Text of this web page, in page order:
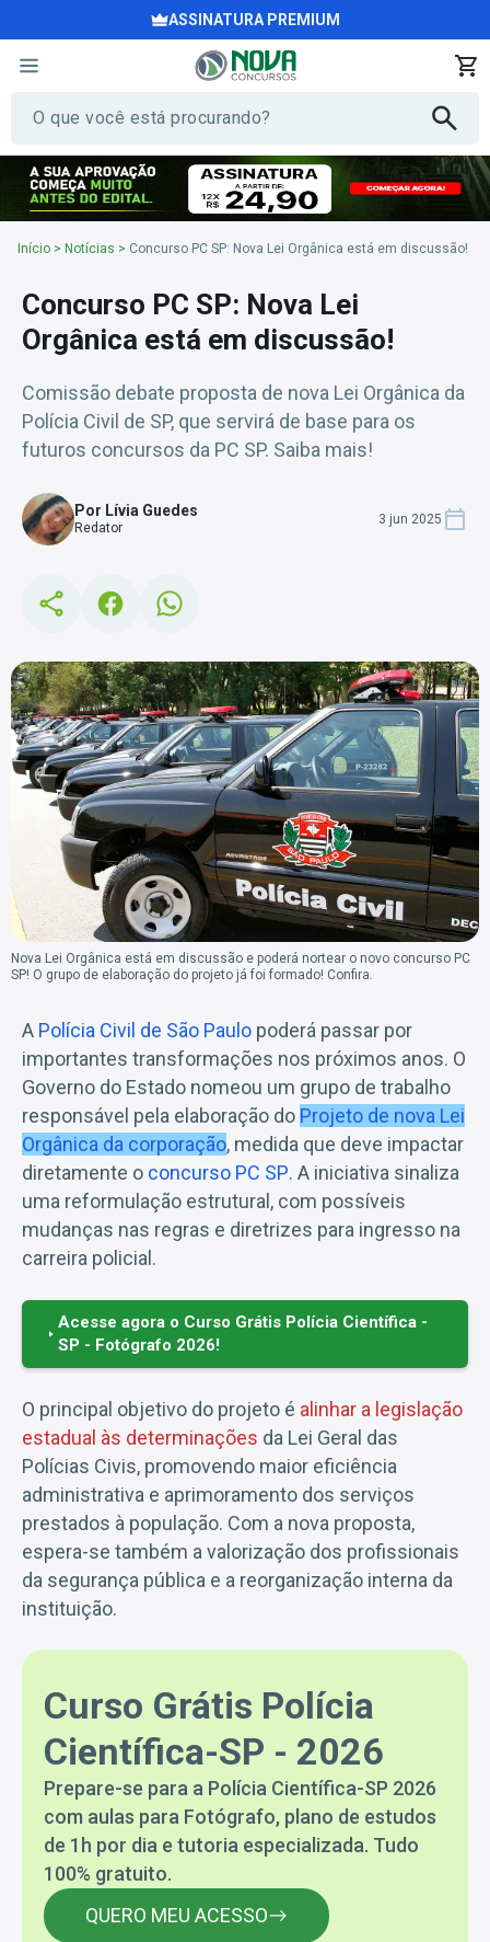
ASSINATURA PREMIUM
Início > Notícias > Concurso PC SP: Nova Lei Orgânica está em discussão!
Concurso PC SP: Nova Lei
Orgânica está em discussão!
Comissão debate proposta de nova Lei Orgânica da
Polícia Civil de SP, que servirá de base para os
futuros concursos da PC SP. Saiba mais!
Por Lívia Guedes
Redator
3 jun 2025
Nova Lei Orgânica está em discussão e poderá nortear o novo concurso PC
SP! O grupo de elaboração do projeto já foi formado! Confira.
A Polícia Civil de São Paulo poderá passar por
importantes transformações nos próximos anos. O
Governo do Estado nomeou um grupo de trabalho
responsável pela elaboração do Projeto de nova Lei
Orgânica da corporação, medida que deve impactar
diretamente o concurso PC SP. A iniciativa sinaliza
uma reformulação estrutural, com possíveis
mudanças nas regras e diretrizes para ingresso na
carreira policial.
Acesse agora o Curso Grátis Polícia Científica -
SP - Fotógrafo 2026!
O principal objetivo do projeto é alinhar a legislação
estadual às determinações da Lei Geral das
Polícias Civis, promovendo maior eficiência
administrativa e aprimoramento dos serviços
prestados à população. Com a nova proposta,
espera-se também a valorização dos profissionais
da segurança pública e a reorganização interna da
instituição.
Curso Grátis Polícia
Científica-SP - 2026
Prepare-se para a Polícia Científica-SP 2026
com aulas para Fotógrafo, plano de estudos
de 1h por dia e tutoria especializada. Tudo
100% gratuito.
QUERO MEU ACESSO